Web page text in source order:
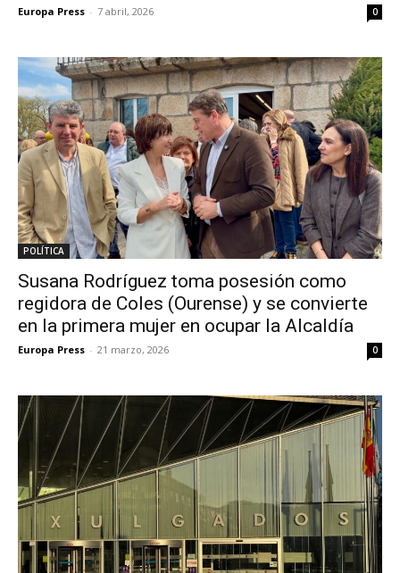
Europa Press - 7 abril, 2026 0
POLÍTICA
Susana Rodríguez toma posesión como
regidora de Coles (Ourense) y se convierte
en la primera mujer en ocupar la Alcaldía
Europa Press - 21 marzo, 2026 0